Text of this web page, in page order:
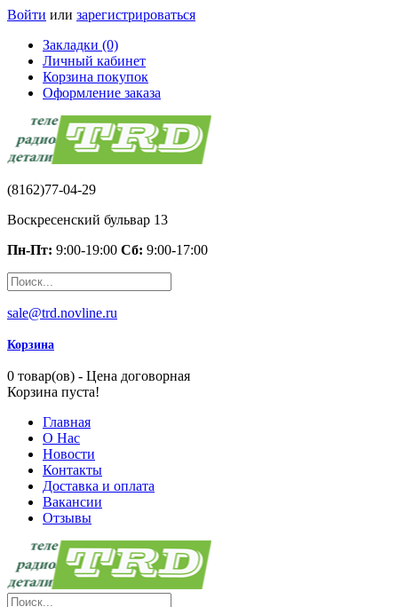
Войти или зарегистрироваться
Закладки (0)
Личный кабинет
Корзина покупок
Оформление заказа
(8162)77-04-29
Воскресенский бульвар 13
Пн-Пт: 9:00-19:00 Сб: 9:00-17:00
sale@trd.novline.ru
Корзина
0 товар(ов) - Цена договорная
Корзина пуста!
Главная
О Нас
Новости
Контакты
Доставка и оплата
Вакансии
Отзывы